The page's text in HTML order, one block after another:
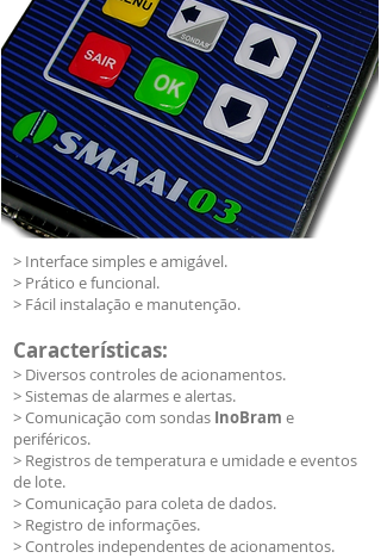
> Interface simples e amigável.
> Prático e funcional.
> Fácil instalação e manutenção.
Características:
> Diversos controles de acionamentos.
> Sistemas de alarmes e alertas.
> Comunicação com sondas InoBram e
periféricos.
> Registros de temperatura e umidade e eventos
de lote.
> Comunicação para coleta de dados.
> Registro de informações.
> Controles independentes de acionamentos.